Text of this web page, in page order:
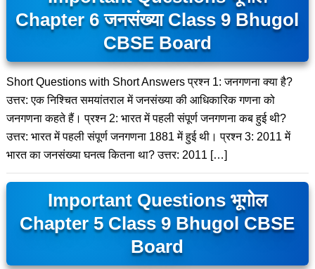
Chapter 6 जनसंख्या Class 9 Bhugol
CBSE Board
Short Questions with Short Answers प्रश्न 1: जनगणना क्या है?
उत्तर: एक निश्चित समयांतराल में जनसंख्या की आधिकारिक गणना को
जनगणना कहते हैं। प्रश्न 2: भारत में पहली संपूर्ण जनगणना कब हुई थी?
उत्तर: भारत में पहली संपूर्ण जनगणना 1881 में हुई थी। प्रश्न 3: 2011 में
भारत का जनसंख्या घनत्व कितना था? उत्तर: 2011 […]
Important Questions भूगोल
Chapter 5 Class 9 Bhugol CBSE
Board